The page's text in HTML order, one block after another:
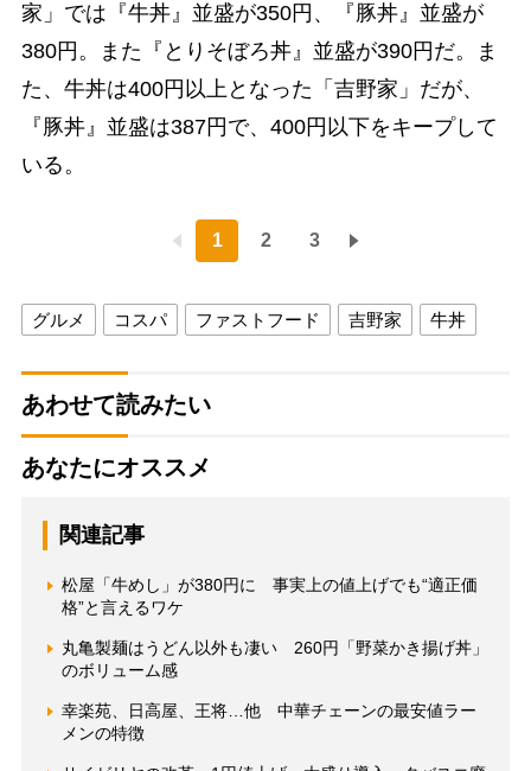
家」では『牛丼』並盛が350円、『豚丼』並盛が
380円。また『とりそぼろ丼』並盛が390円だ。ま
た、牛丼は400円以上となった「吉野家」だが、
『豚丼』並盛は387円で、400円以下をキープして
いる。
1 2 3
グルメ コスパ ファストフード 吉野家 牛丼
あわせて読みたい
あなたにオススメ
関連記事
松屋「牛めし」が380円に 事実上の値上げでも“適正価
格”と言えるワケ
丸亀製麺はうどん以外も凄い 260円「野菜かき揚げ丼」
のボリューム感
幸楽苑、日高屋、王将…他 中華チェーンの最安値ラー
メンの特徴